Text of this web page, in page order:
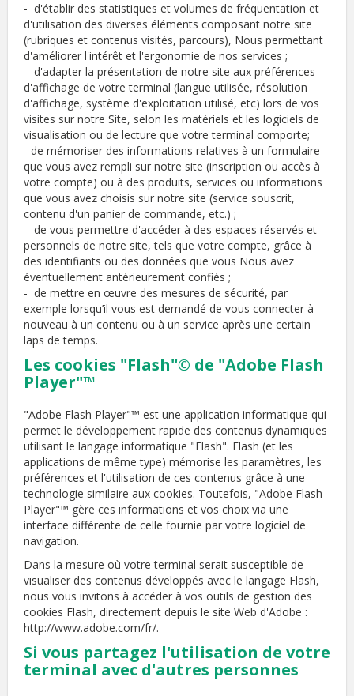
- d'établir des statistiques et volumes de fréquentation et
d'utilisation des diverses éléments composant notre site
(rubriques et contenus visités, parcours), Nous permettant
d'améliorer l'intérêt et l'ergonomie de nos services ;
- d'adapter la présentation de notre site aux préférences
d'affichage de votre terminal (langue utilisée, résolution
d'affichage, système d'exploitation utilisé, etc) lors de vos
visites sur notre Site, selon les matériels et les logiciels de
visualisation ou de lecture que votre terminal comporte;
- de mémoriser des informations relatives à un formulaire
que vous avez rempli sur notre site (inscription ou accès à
votre compte) ou à des produits, services ou informations
que vous avez choisis sur notre site (service souscrit,
contenu d'un panier de commande, etc.) ;
- de vous permettre d'accéder à des espaces réservés et
personnels de notre site, tels que votre compte, grâce à
des identifiants ou des données que vous Nous avez
éventuellement antérieurement confiés ;
- de mettre en œuvre des mesures de sécurité, par
exemple lorsqu’il vous est demandé de vous connecter à
nouveau à un contenu ou à un service après une certain
laps de temps.
Les cookies "Flash"© de "Adobe Flash
Player"™
"Adobe Flash Player"™ est une application informatique qui
permet le développement rapide des contenus dynamiques
utilisant le langage informatique "Flash". Flash (et les
applications de même type) mémorise les paramètres, les
préférences et l'utilisation de ces contenus grâce à une
technologie similaire aux cookies. Toutefois, "Adobe Flash
Player"™ gère ces informations et vos choix via une
interface différente de celle fournie par votre logiciel de
navigation.
Dans la mesure où votre terminal serait susceptible de
visualiser des contenus développés avec le langage Flash,
nous vous invitons à accéder à vos outils de gestion des
cookies Flash, directement depuis le site Web d'Adobe :
http://www.adobe.com/fr/.
Si vous partagez l'utilisation de votre
terminal avec d'autres personnes